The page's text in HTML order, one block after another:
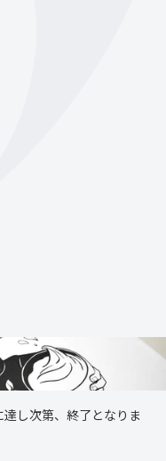
達し次第、終了となりま